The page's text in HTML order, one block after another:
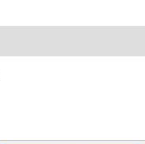
(U.S.)
(Canada)